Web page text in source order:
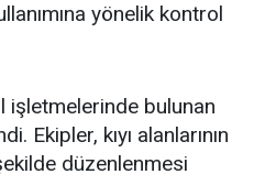
yönelik kontrol
işletmelerinde bulunan
Ekipler, kıyı alanlarının
düzenlenmesi